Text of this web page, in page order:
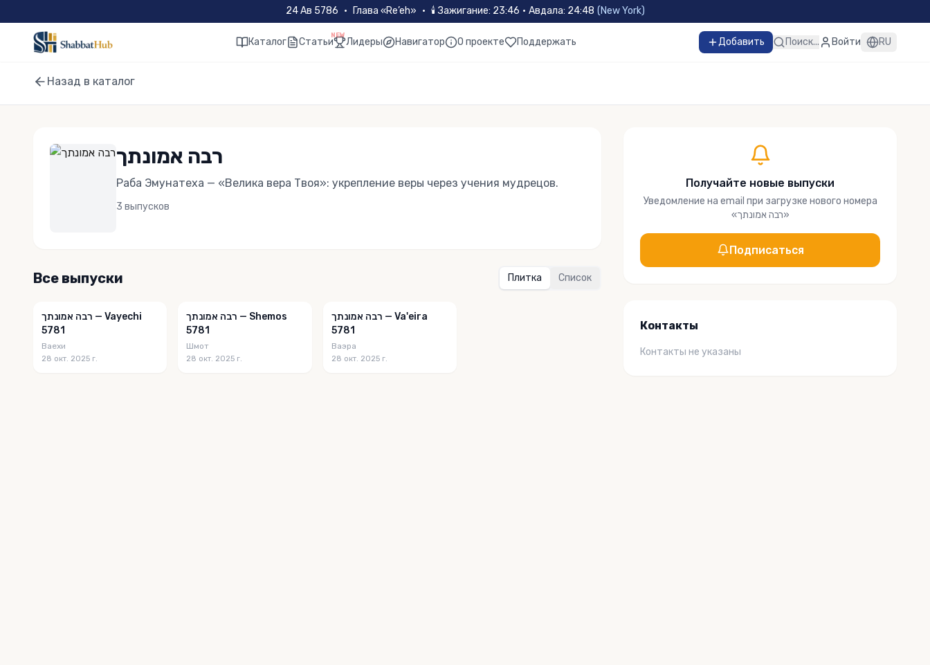
24 Ав 5786 • Глава «Re’eh» • 🕯Зажигание: 23:46 · Авдала: 24:48 (New York)
Каталог Статьи
NEW
Лидеры Навигатор О проекте Поддержать Добавить Поиск... Войти RU
Назад в каталог
רבה אמונתך
Раба Эмунатеха — «Велика вера Твоя»: укрепление веры через учения мудрецов.
3 выпусков
Все выпуски Плитка Список
רבה אמונתך — Vayechi
5781
Ваехи
28 окт. 2025 г.
רבה אמונתך — Shemos
5781
Шмот
28 окт. 2025 г.
רבה אמונתך — Va'eira
5781
Ваэра
28 окт. 2025 г.
Получайте новые выпуски
Уведомление на email при загрузке нового номера
«רבה אמונתך»
Подписаться
Контакты
Контакты не указаны